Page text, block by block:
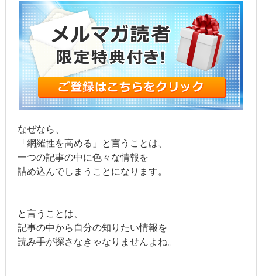
なぜなら、
「網羅性を高める」と言うことは、
一つの記事の中に色々な情報を
詰め込んでしまうことになります。
と言うことは、
記事の中から自分の知りたい情報を
読み手が探さなきゃなりませんよね。